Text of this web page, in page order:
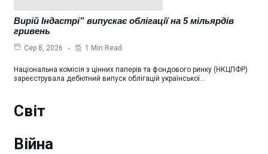
Вирій Індастрі” випускає облігації на 5 мільярдів
гривень
Сер 8, 2026 1 Min Read
Національна комісія з цінних паперів та фондового ринку (НКЦПФР)
зареєструвала дебютний випуск облігацій української…
Світ
Війна